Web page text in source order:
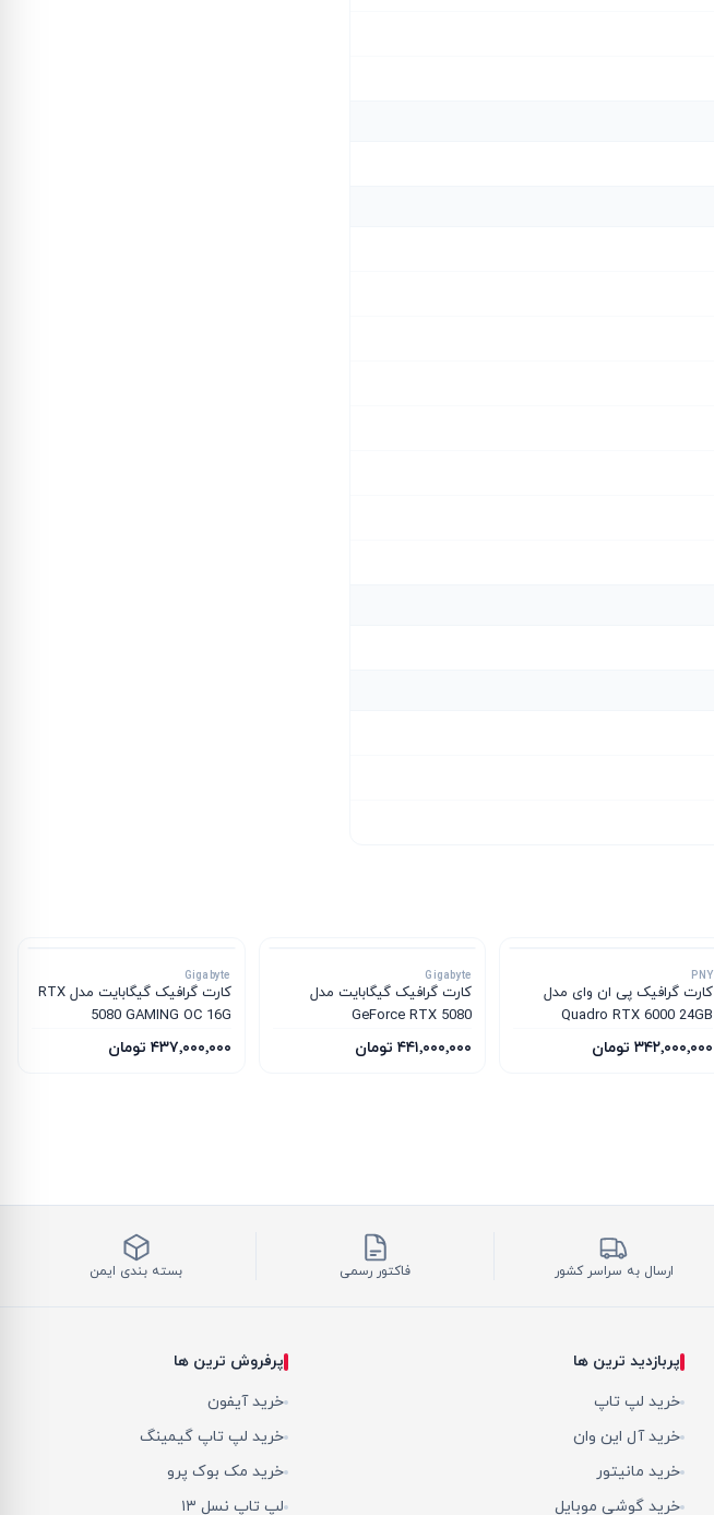
PNY
کارت گرافیک پی ان وای مدل
Quadro RTX 6000 24GB
۳۴۲٬۰۰۰٬۰۰۰ تومان
Gigabyte
کارت گرافیک گیگابایت مدل
GeForce RTX 5080
WINDFORCE OC SFF 16G
۴۴۱٬۰۰۰٬۰۰۰ تومان
Gigabyte
کارت گرافیک گیگابایت مدل RTX
5080 GAMING OC 16G
۴۳۷٬۰۰۰٬۰۰۰ تومان
ارسال به سراسر کشور فاکتور رسمی بسته بندی ایمن
پربازدید ترین ها
خرید لپ تاپ
خرید آل این وان
خرید مانیتور
خرید گوشی موبایل
پرفروش ترین ها
خرید آیفون
خرید لپ تاپ گیمینگ
خرید مک بوک پرو
لپ تاپ نسل ۱۳